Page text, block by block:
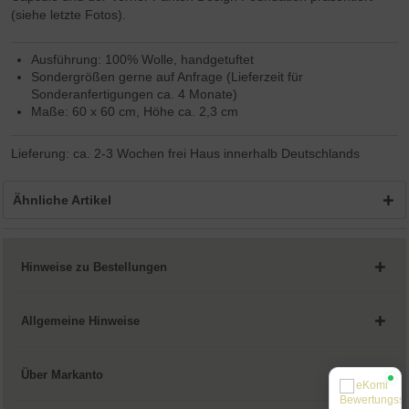
(siehe letzte Fotos).
Ausführung: 100% Wolle, handgetuftet
Sondergrößen gerne auf Anfrage (Lieferzeit für
Sonderanfertigungen ca. 4 Monate)
Maße: 60 x 60 cm, Höhe ca. 2,3 cm
Lieferung: ca. 2-3 Wochen frei Haus innerhalb Deutschlands
Ähnliche Artikel
Hinweise zu Bestellungen
Allgemeine Hinweise
Über Markanto